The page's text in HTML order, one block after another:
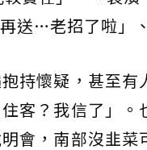
送…老招了啦」
持懷疑，甚至
客？我信了」
會，南部沒韭